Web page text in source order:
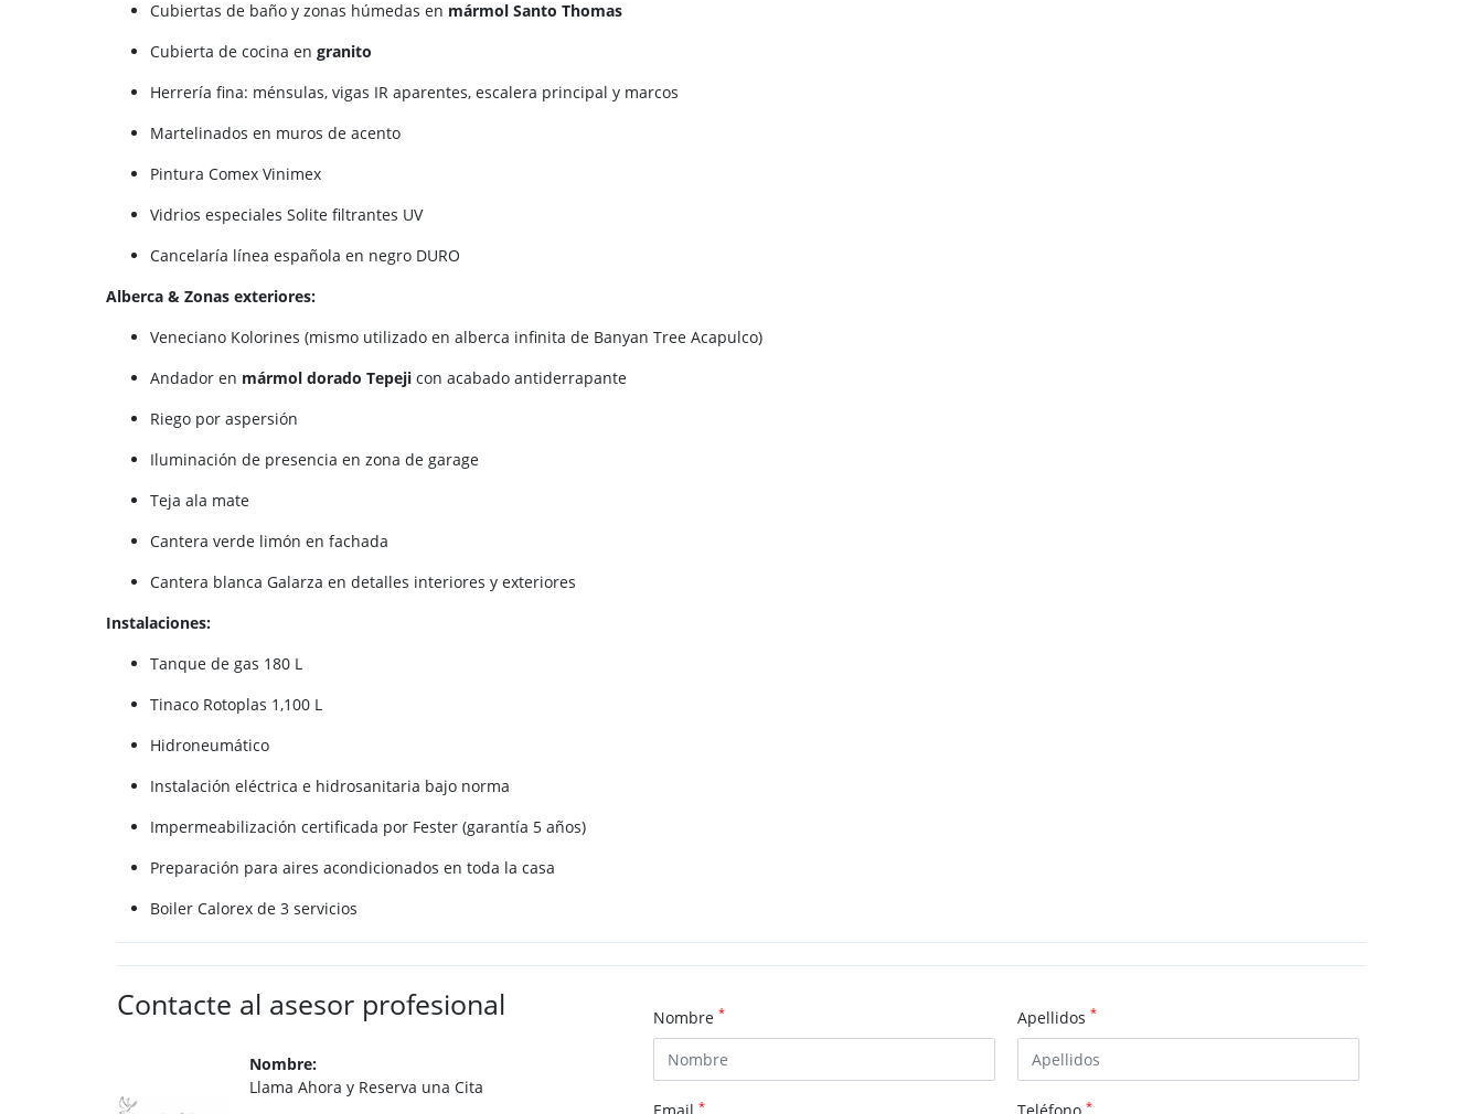
Cubiertas de baño y zonas húmedas en mármol Santo Thomas
Cubierta de cocina en granito
Herrería fina: ménsulas, vigas IR aparentes, escalera principal y marcos
Martelinados en muros de acento
Pintura Comex Vinimex
Vidrios especiales Solite filtrantes UV
Cancelaría línea española en negro DURO
Alberca & Zonas exteriores:
Veneciano Kolorines (mismo utilizado en alberca infinita de Banyan Tree Acapulco)
Andador en mármol dorado Tepeji con acabado antiderrapante
Riego por aspersión
Iluminación de presencia en zona de garage
Teja ala mate
Cantera verde limón en fachada
Cantera blanca Galarza en detalles interiores y exteriores
Instalaciones:
Tanque de gas 180 L
Tinaco Rotoplas 1,100 L
Hidroneumático
Instalación eléctrica e hidrosanitaria bajo norma
Impermeabilización certificada por Fester (garantía 5 años)
Preparación para aires acondicionados en toda la casa
Boiler Calorex de 3 servicios
Contacte al asesor profesional
Nombre:
Llama Ahora y Reserva una Cita
Nombre * Apellidos *
* *